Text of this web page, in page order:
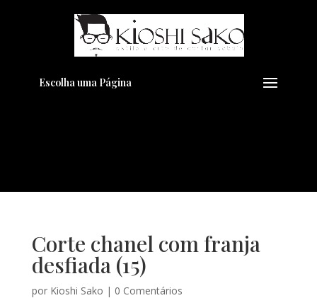
Escolha uma Página
Corte chanel com franja
desfiada (15)
por Kioshi Sako | 0 Comentários
Pensando em transformar seu
Visual??